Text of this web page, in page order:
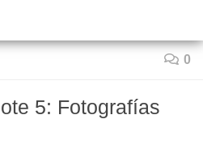
0
5: Fotografías